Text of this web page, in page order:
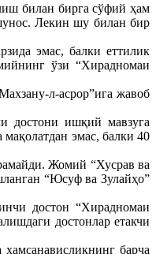
билан бирга сўфий ҳам
Лекин шу билан бир
эмас, балки еттилик
ўзи “Хирадномаи
л-асрор”ига жавоб
достони ишқий мавзуга
эмас, балки 40
Жомий “Хусрав ва
“Юсуф ва Зулайҳо”
достон “Хирадномаи
достонлар етакчи
барча